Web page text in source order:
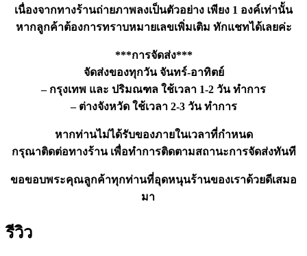
เนื่องจากทางร้านถ่ายภาพลงเป็นตัวอย่าง เพียง 1 องค์เท่านั้น
หากลูกค้าต้องการทราบหมายเลขเพิ่มเติม ทักแชทได้เลยค่ะ
***การจัดส่ง***
จัดส่งของทุกวัน จันทร์-อาทิตย์
– กรุงเทพ และ ปริมณฑล ใช้เวลา 1-2 วัน ทำการ
– ต่างจังหวัด ใช้เวลา 2-3 วัน ทำการ
หากท่านไม่ได้รับของภายในเวลาที่กำหนด
กรุณาติดต่อทางร้าน เพื่อทำการติดตามสถานะการจัดส่งทันที
ขอขอบพระคุณลูกค้าทุกท่านที่อุดหนุนร้านของเราด้วยดีเสมอ
มา
รีวิว